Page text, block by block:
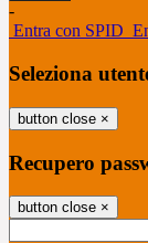
-
Entra con SPID
Seleziona
button close ×
Recupero
button close ×